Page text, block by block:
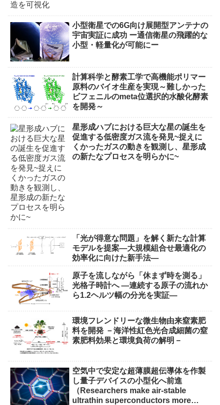
小型衛星での6G向け展開型アンテナの
宇宙実証に成功 ー通信衛星の飛躍的な
小型・軽量化が可能にー
計算科学と酵素工学で高機能ポリマー
原料のバイオ生産を実現～難しかった
ビフェニルのmeta位選択的水酸化酵素
を開発～
星形成ハブにおける巨大な星の誕生を
促進する低密度ガス流を発見~捉えに
くかったガスの動きを観測し、星形成
の新たなプロセスを明らかに~
「光が得意な問題」を解く新たな計算
モデルを提案―大規模組合せ最適化の
効率化に向けた新手法―
原子を流しながら「休まず時を測る」
光格子時計へ ―連続する原子の流れか
ら1.2ヘルツ幅の分光を実証―
環境フレンドリーな微生物由来窒素肥
料を開発 －海洋性紅色光合成細菌の窒
素肥料効果と環境負荷の解明－
空気中で安定な超薄膜超伝導体を作製
し量子デバイスの小型化へ前進
（Researchers make air-stable
ultrathin superconductors more